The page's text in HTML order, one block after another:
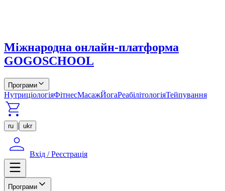
Міжнародна онлайн-платформа
GOGOSCHOOL
Програми
НутриціологіяФітнесМасажЙогаРеабілітологіяТейпування
ru | ukr
Вхід / Реєстрація
Програми